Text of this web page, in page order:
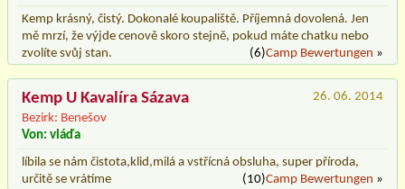
Kemp krásný, čistý. Dokonalé koupaliště. Příjemná dovolená. Jen
mě mrzí, že výjde cenově skoro stejně, pokud máte chatku nebo
zvolíte svůj stan.
(6)Camp Bewertungen »
Kemp U Kavalíra Sázava
Bezirk: Benešov
26. 06. 2014
Von: vláďa
líbila se nám čistota,klid,milá a vstřícná obsluha, super příroda,
určitě se vrátíme
(10)Camp Bewertungen »